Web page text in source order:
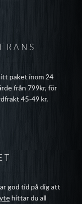
paket inom 24
från 799kr, för
45-49 kr.
god tid på dig att
hittar du all